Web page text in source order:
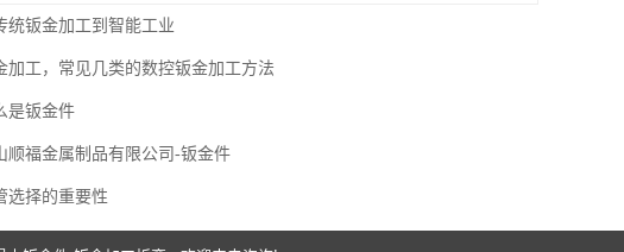
统钣金加工到智能工业
加工，常见几类的数控钣金加工方法
是钣金件
顺福金属制品有限公司-钣金件
选择的重要性